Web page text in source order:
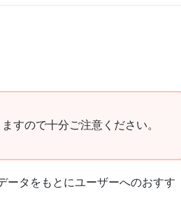
すので十分ご注意ください。
タをもとにユーザーへのおすす